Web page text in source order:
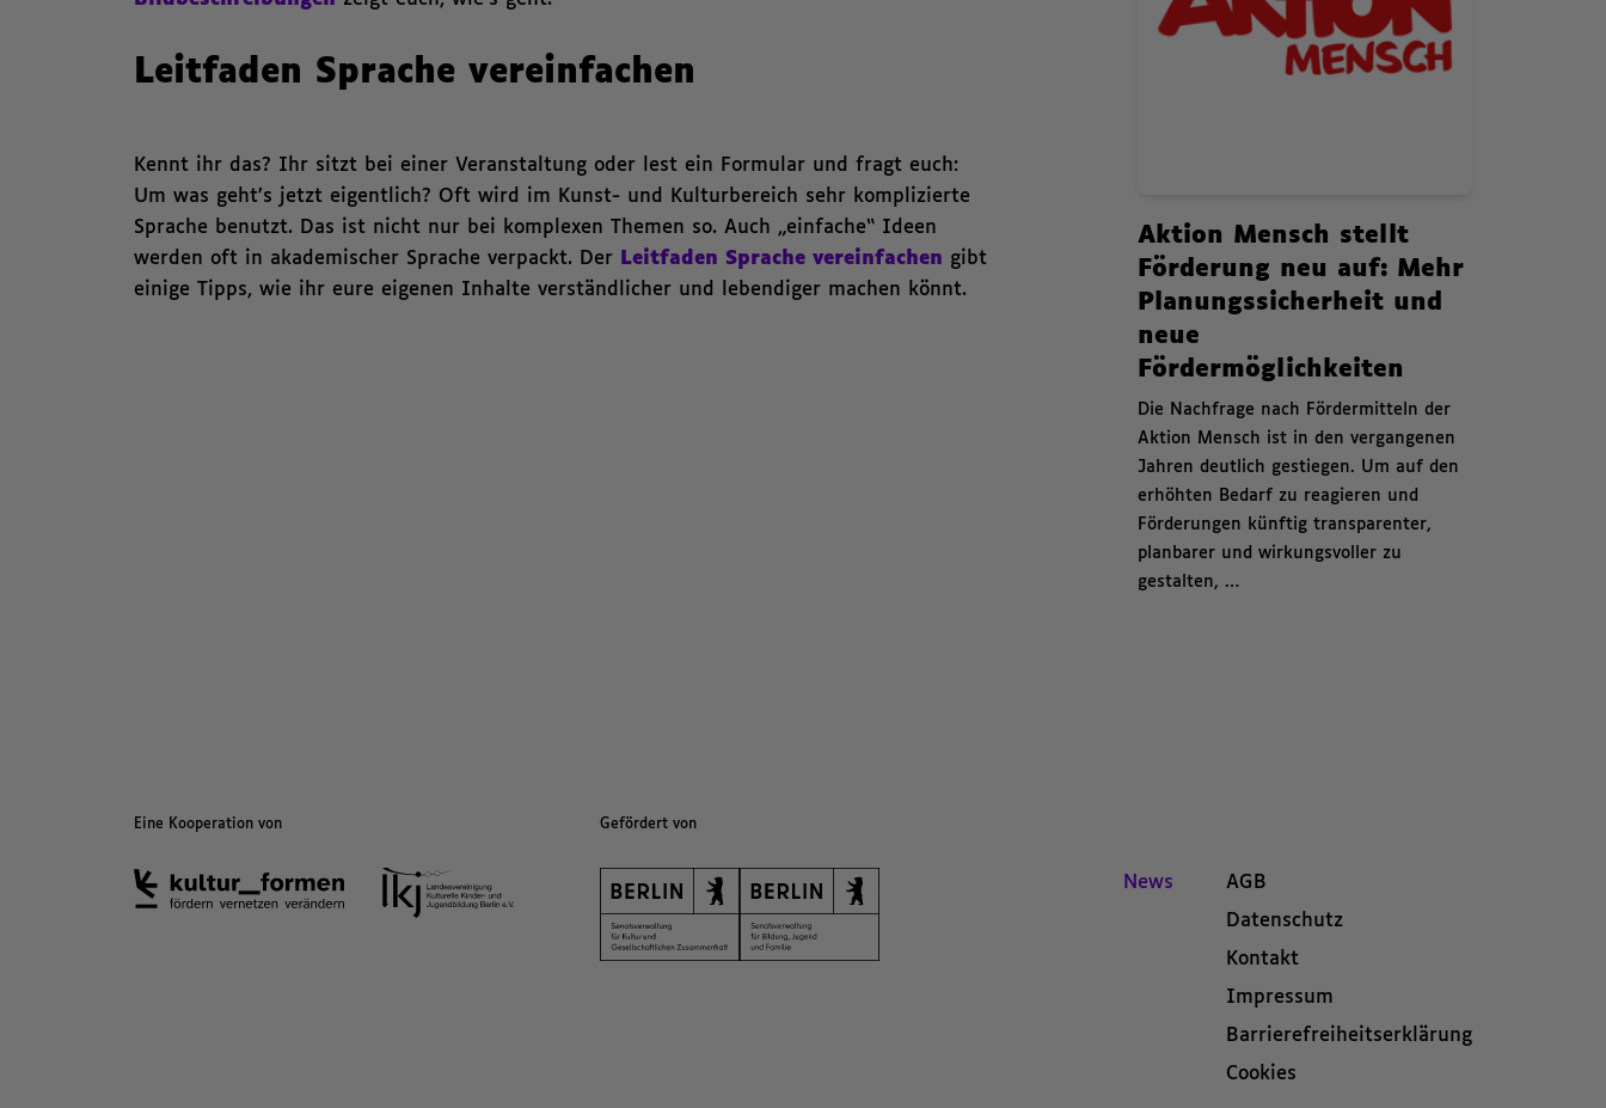
Leitfaden Sprache vereinfachen
Kennt ihr das? Ihr sitzt bei einer Veranstaltung oder lest ein Formular und fragt euch:
Um was geht’s jetzt eigentlich? Oft wird im Kunst- und Kulturbereich sehr komplizierte
Sprache benutzt. Das ist nicht nur bei komplexen Themen so. Auch „einfache“ Ideen
werden oft in akademischer Sprache verpackt. Der Leitfaden Sprache vereinfachen gibt
einige Tipps, wie ihr eure eigenen Inhalte verständlicher und lebendiger machen könnt.
News.
Aktion Mensch stellt
Förderung neu auf: Mehr
Planungssicherheit und
neue
Fördermöglichkeiten
Die Nachfrage nach Fördermitteln der
Aktion Mensch ist in den vergangenen
Jahren deutlich gestiegen. Um auf den
erhöhten Bedarf zu reagieren und
Förderungen künftig transparenter,
planbarer und wirkungsvoller zu
gestalten, …
Eine Kooperation von Gefördert von
News
AGB
Datenschutz
Kontakt
Impressum
Barrierefreiheitserklärung
Cookies